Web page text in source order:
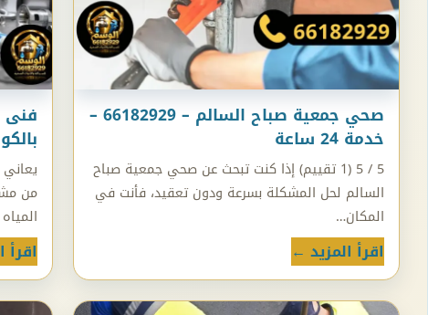
صحي جمعية صباح السالم – 66182929 –
خدمة 24 ساعة
5 / 5 (1 تقييم) إذا كنت تبحث عن صحي جمعية صباح
السالم لحل المشكلة بسرعة ودون تعقيد، فأنت في
المكان…
اقرأ المزيد ←
فنى
بالكويت
من
اقرأ